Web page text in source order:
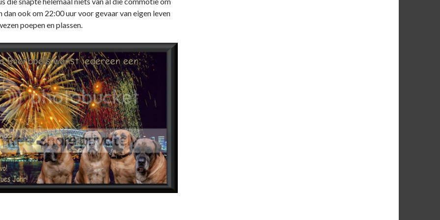
dan ook om 22:00 uur voor gevaar van eigen leven
poepen en plassen.
begint toch wel heel vreemd!